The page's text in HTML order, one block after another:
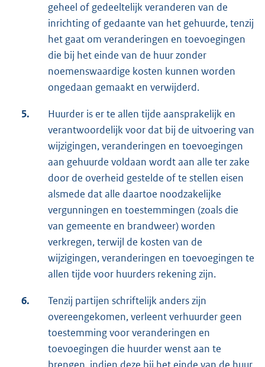
geheel of gedeeltelijk veranderen van de
inrichting of gedaante van het gehuurde, tenzij
het gaat om veranderingen en toevoegingen
die bij het einde van de huur zonder
noemenswaardige kosten kunnen worden
ongedaan gemaakt en verwijderd.
5.
Huurder is er te allen tijde aansprakelijk en
verantwoordelijk voor dat bij de uitvoering van
wijzigingen, veranderingen en toevoegingen
aan gehuurde voldaan wordt aan alle ter zake
door de overheid gestelde of te stellen eisen
alsmede dat alle daartoe noodzakelijke
vergunningen en toestemmingen (zoals die
van gemeente en brandweer) worden
verkregen, terwijl de kosten van de
wijzigingen, veranderingen en toevoegingen te
allen tijde voor huurders rekening zijn.
6.
Tenzij partijen schriftelijk anders zijn
overeengekomen, verleent verhuurder geen
toestemming voor veranderingen en
toevoegingen die huurder wenst aan te